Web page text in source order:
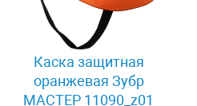
Каска защитная
оранжевая Зубр
МАСТЕР 11090_z01